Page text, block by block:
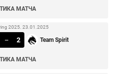
МАТЧА
2025. 23.01.2025
– 2 Team Spirit
МАТЧА